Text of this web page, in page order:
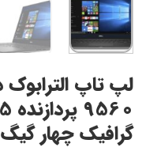
گرافیک چهار گیگ GTX